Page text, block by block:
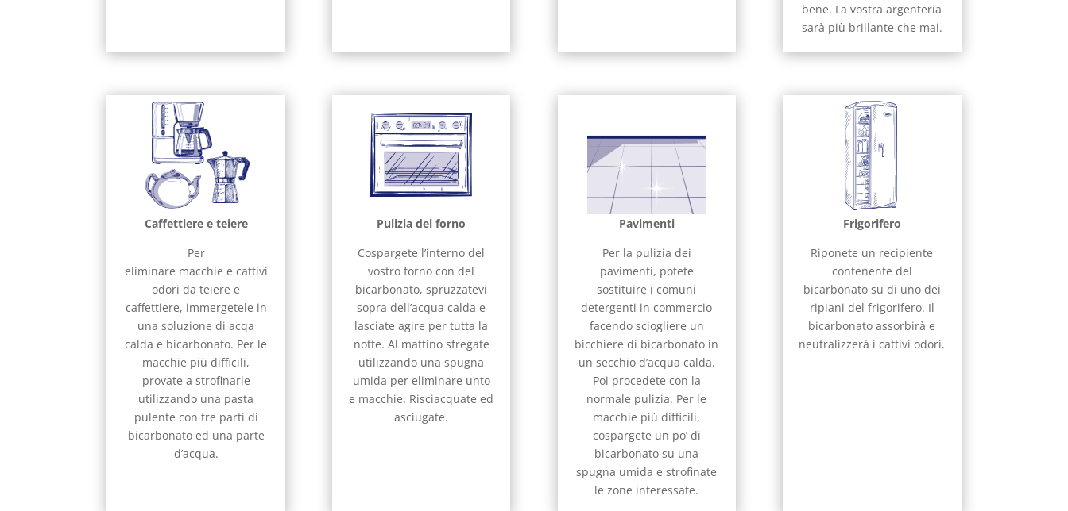
bene. La vostra argenteria
sarà più brillante che mai.
Caffettiere e teiere
Per
eliminare macchie e cattivi
odori da teiere e
caffettiere, immergetele in
una soluzione di acqa
calda e bicarbonato. Per le
macchie più difficili,
provate a strofinarle
utilizzando una pasta
pulente con tre parti di
bicarbonato ed una parte
d’acqua.
Pulizia del forno
Cospargete l’interno del
vostro forno con del
bicarbonato, spruzzatevi
sopra dell’acqua calda e
lasciate agire per tutta la
notte. Al mattino sfregate
utilizzando una spugna
umida per eliminare unto
e macchie. Risciacquate ed
asciugate.
Pavimenti
Per la pulizia dei
pavimenti, potete
sostituire i comuni
detergenti in commercio
facendo sciogliere un
bicchiere di bicarbonato in
un secchio d’acqua calda.
Poi procedete con la
normale pulizia. Per le
macchie più difficili,
cospargete un po’ di
bicarbonato su una
spugna umida e strofinate
le zone interessate.
Frigorifero
Riponete un recipiente
contenente del
bicarbonato su di uno dei
ripiani del frigorifero. Il
bicarbonato assorbirà e
neutralizzerà i cattivi odori.